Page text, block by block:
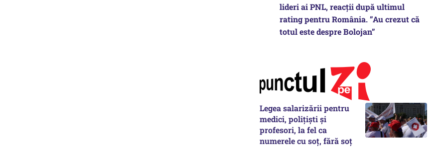
lideri ai PNL, reacții după ultimul
rating pentru România. ”Au crezut că
totul este despre Bolojan”
Legea salarizării pentru
medici, polițiști și
profesori, la fel ca
numerele cu soț, fără soț